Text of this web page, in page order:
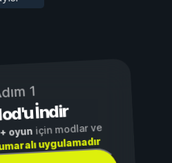
1
İndir
oyuniçin modlar ve
uygulamadır